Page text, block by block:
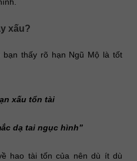
xấu?
thấy rõ hạn Ngũ Mộ là tốt
xấu tổn tài
dạ tai ngục hình”
hao tài tốn của nên dù ít dù